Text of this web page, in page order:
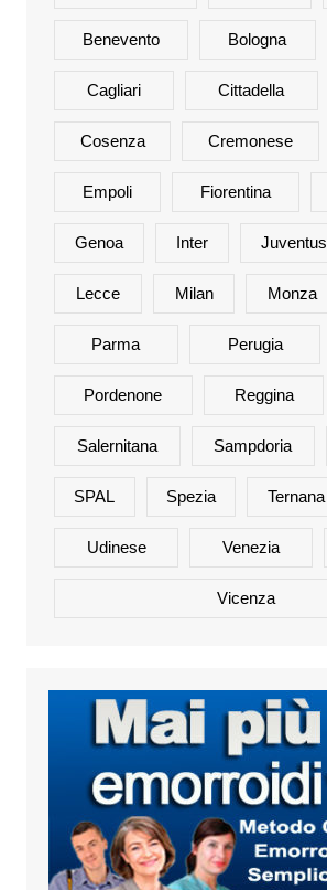
Benevento Bologna
Cagliari Cittadella
Cosenza Cremonese
Empoli Fiorentina
Genoa Inter Juventus
Lecce Milan Monza
Parma Perugia
Pordenone Reggina
Salernitana Sampdoria
SPAL Spezia Ternana
Udinese Venezia
Vicenza